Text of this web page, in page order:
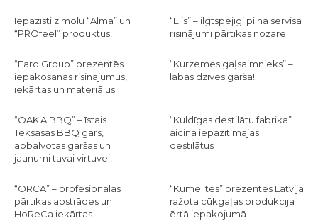
Iepazīsti zīmolu “Alma” un
“PROfeel” produktus!
“Elis” – ilgtspējīgi pilna servisa
risinājumi pārtikas nozarei
“Faro Group” prezentēs
iepakošanas risinājumus,
iekārtas un materiālus
“Kurzemes gaļsaimnieks” –
labas dzīves garša!
“OAK'A BBQ” – īstais
Teksasas BBQ gars,
apbalvotas garšas un
jaunumi tavai virtuvei!
“Kuldīgas destilātu fabrika”
aicina iepazīt mājas
destilātus
“ORCA” – profesionālas
pārtikas apstrādes un
HoReCa iekārtas
“Kumelītes” prezentēs Latvijā
ražota cūkgaļas produkcija
ērtā iepakojumā